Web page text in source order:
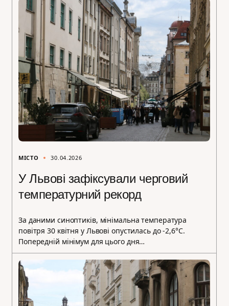
МІСТО 30.04.2026
У Львові зафіксували черговий
температурний рекорд
За даними синоптиків, мінімальна температура
повітря 30 квітня у Львові опустилась до -2,6°С.
Попередній мінімум для цього дня…